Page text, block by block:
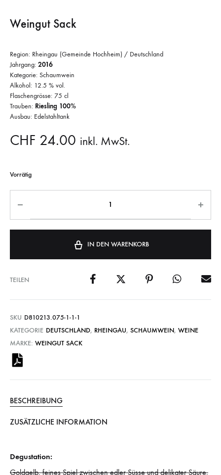
Weingut Sack
Region: Rheingau (Gemeinde Hochheim) / Deutschland
Jahrgang: 2016
Kategorie: Schaumwein
Alkohol: 12.5 % vol.
Flaschengrösse: 75 cl
Trauben: Riesling 100%
Ausbau: Edelstahltank
CHF 24.00 inkl. MwSt.
Vorrätig
IN DEN WARENKORB
TEILEN
SKU D810213.075-1-1-1
KATEGORIE DEUTSCHLAND, RHEINGAU, SCHAUMWEIN, WEINE
MARKE: WEINGUT SACK
BESCHREIBUNG
ZUSÄTZLICHE INFORMATION
Degustation:
Goldgelb, feines Spiel zwischen edler Süsse und delikater Säure,